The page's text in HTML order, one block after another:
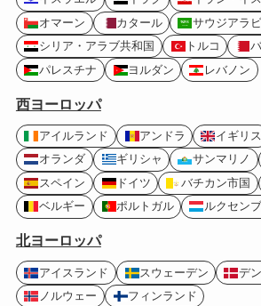
オマーン
カタール
サウジアラ
シリア・アラブ共和国
トルコ
パレスチナ
ヨルダン レバノン
西ヨーロッパ
アイルランド アンドラ イギリス
オランダ
ギリシャ サンマリノ
スペイン
ドイツ バチカン市国
ベルギー
ポルトガル ルクセン
北ヨーロッパ
アイスランド スウェーデン
デ
ノルウェー
フィンランド